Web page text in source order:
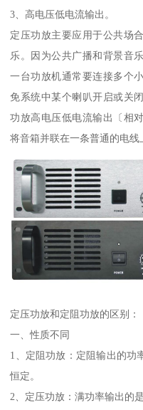
3、高电压低电流输出。
定压功放主要应用于公共场
乐。因为公共广播和背景音
一台功放机通常要连接多个
免系统中某个喇叭开启或关
功放高电压低电流输出〔相
将音箱并联在一条普通的电线
定压功放和定阻功放的区别：
一、性质不同
1、定阻功放：定阻输出的功
恒定。
2、定压功放：满功率输出的